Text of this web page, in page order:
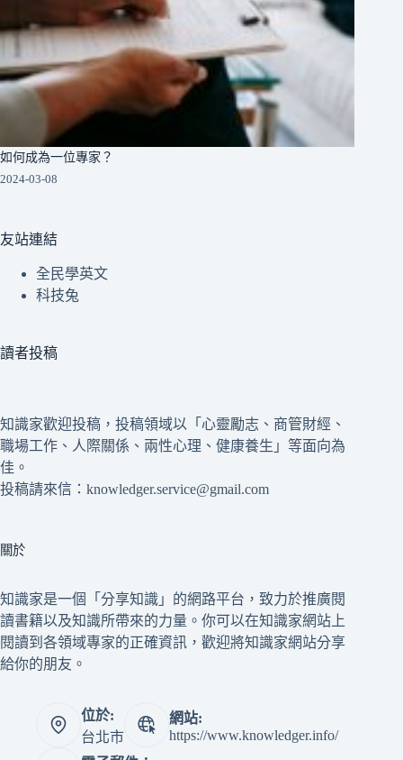
如何成為一位專家？
2024-03-08
友站連結
全民學英文
科技兔
讀者投稿
知識家歡迎投稿，投稿領域以「心靈勵志、商管財經、
職場工作、人際關係、兩性心理、健康養生」等面向為
佳。
投稿請來信：knowledger.service@gmail.com
關於
知識家是一個「分享知識」的網路平台，致力於推廣閱
讀書籍以及知識所帶來的力量。你可以在知識家網站上
閱讀到各領域專家的正確資訊，歡迎將知識家網站分享
給你的朋友。
位於:
台北市
網站:
https://www.knowledger.info/